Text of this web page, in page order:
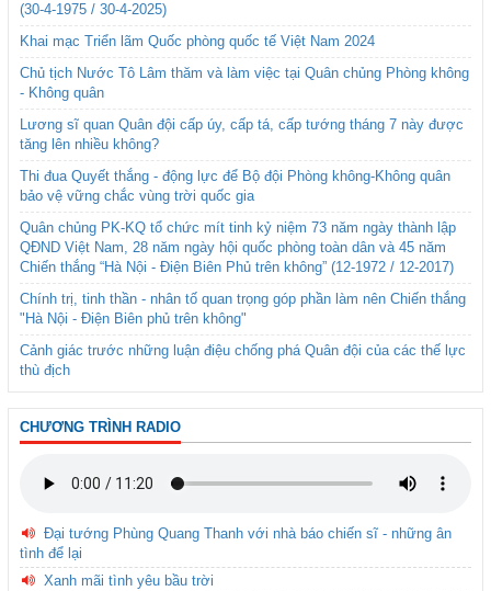
(30-4-1975 / 30-4-2025)
Khai mạc Triển lãm Quốc phòng quốc tế Việt Nam 2024
Chủ tịch Nước Tô Lâm thăm và làm việc tại Quân chủng Phòng không
- Không quân
Lương sĩ quan Quân đội cấp úy, cấp tá, cấp tướng tháng 7 này được
tăng lên nhiều không?
Thi đua Quyết thắng - động lực để Bộ đội Phòng không-Không quân
bảo vệ vững chắc vùng trời quốc gia
Quân chủng PK-KQ tổ chức mít tinh kỷ niệm 73 năm ngày thành lập
QĐND Việt Nam, 28 năm ngày hội quốc phòng toàn dân và 45 năm
Chiến thắng “Hà Nội - Điện Biên Phủ trên không” (12-1972 / 12-2017)
Chính trị, tinh thần - nhân tố quan trọng góp phần làm nên Chiến thắng
"Hà Nội - Điện Biên phủ trên không"
Cảnh giác trước những luận điệu chống phá Quân đội của các thế lực
thù địch
CHƯƠNG TRÌNH RADIO
Đại tướng Phùng Quang Thanh với nhà báo chiến sĩ - những ân
tình để lại
Xanh mãi tình yêu bầu trời